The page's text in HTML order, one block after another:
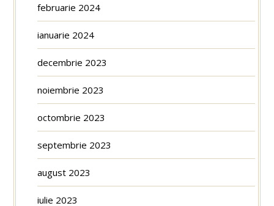
februarie 2024
ianuarie 2024
decembrie 2023
noiembrie 2023
octombrie 2023
septembrie 2023
august 2023
iulie 2023